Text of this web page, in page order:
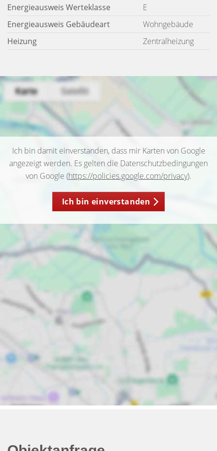
Energieausweis Werteklasse
E
Energieausweis Gebäudeart
Wohngebäude
Heizung
Zentralheizung
Ich bin damit einverstanden, dass mir Karten von Google
angezeigt werden. Es gelten die Datenschutzbedingungen
von Google (https://policies.google.com/privacy).
Ich bin einverstanden